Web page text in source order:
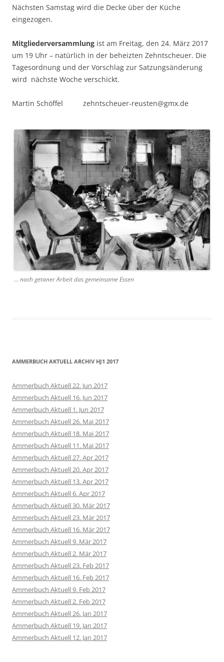
Nächsten Samstag wird die Decke über der Küche
eingezogen.
Mitgliederversammlung ist am Freitag, den 24. März 2017
um 19 Uhr – natürlich in der beheizten Zehntscheuer. Die
Tagesordnung und der Vorschlag zur Satzungsänderung
wird nächste Woche verschickt.
Martin Schöffel zehntscheuer-reusten@gmx.de
… nach getaner Arbeit das gemeinsame Essen
AMMERBUCH AKTUELL ARCHIV HJ1 2017
Ammerbuch Aktuell 22. Jun 2017
Ammerbuch Aktuell 16. Jun 2017
Ammerbuch Aktuell 1. Jun 2017
Ammerbuch Aktuell 26. Mai 2017
Ammerbuch Aktuell 18. Mai 2017
Ammerbuch Aktuell 11. Mai 2017
Ammerbuch Aktuell 27. Apr 2017
Ammerbuch Aktuell 20. Apr 2017
Ammerbuch Aktuell 13. Apr 2017
Ammerbuch Aktuell 6. Apr 2017
Ammerbuch Aktuell 30. Mär 2017
Ammerbuch Aktuell 23. Mär 2017
Ammerbuch Aktuell 16. Mär 2017
Ammerbuch Aktuell 9. Mär 2017
Ammerbuch Aktuell 2. Mär 2017
Ammerbuch Aktuell 23. Feb 2017
Ammerbuch Aktuell 16. Feb 2017
Ammerbuch Aktuell 9. Feb 2017
Ammerbuch Aktuell 2. Feb 2017
Ammerbuch Aktuell 26. Jan 2017
Ammerbuch Aktuell 19. Jan 2017
Ammerbuch Aktuell 12. Jan 2017